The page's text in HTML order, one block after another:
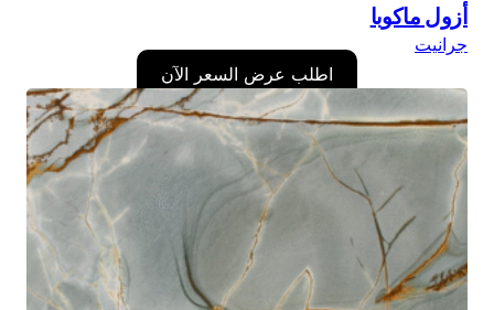
أزول ماكوبا
جرانيت
اطلب عرض السعر الآن